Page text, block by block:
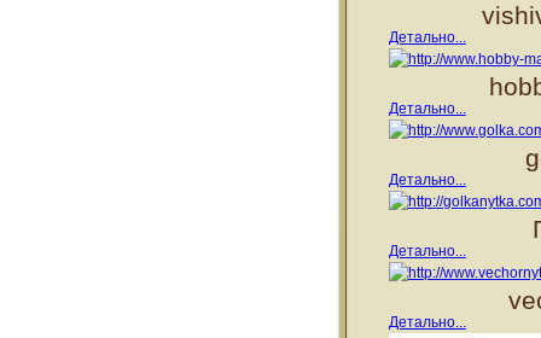
Детально...
Детально...
Детально...
Детально...
Детально...